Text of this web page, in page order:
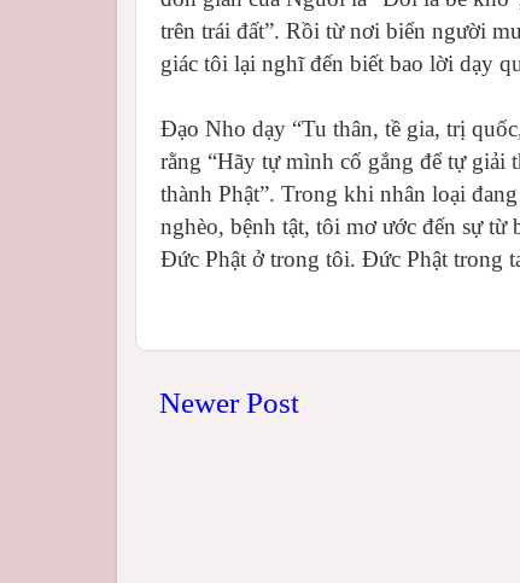
trên trái đất”. Rồi từ nơi biển người
giác tôi lại nghĩ đến biết bao lời dạy
Đạo Nho dạy “Tu thân, tề gia, trị
rằng “Hãy tự mình cố gắng để tự
thành Phật”. Trong khi nhân loại
nghèo, bệnh tật, tôi mơ ước đến sự
Đức Phật ở trong tôi. Đức Phật trong
Newer Post